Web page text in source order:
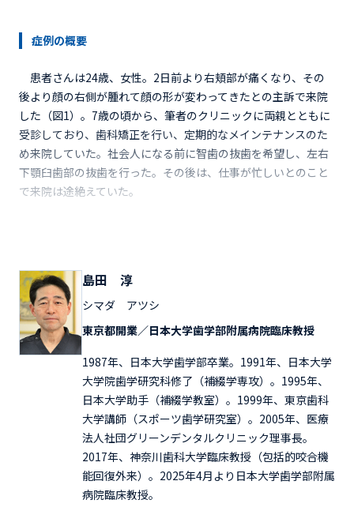
症例の概要
患者さんは24歳、女性。2日前より右頬部が痛くなり、その
後より顔の右側が腫れて顔の形が変わってきたとの主訴で来院
した（図1）。7歳の頃から、筆者のクリニックに両親とともに
受診しており、歯科矯正を行い、定期的なメインテナンスのた
め来院していた。社会人になる前に智歯の抜歯を希望し、左右
下顎臼歯部の抜歯を行った。その後は、仕事が忙しいとのこと
で来院は途絶えていた。
島田 淳
シマダ アツシ
東京都開業／日本大学歯学部附属病院臨床教授
1987年、日本大学歯学部卒業。1991年、日本大学
大学院歯学研究科修了（補綴学専攻）。1995年、
日本大学助手（補綴学教室）。1999年、東京歯科
大学講師（スポーツ歯学研究室）。2005年、医療
法人社団グリーンデンタルクリニック理事長。
2017年、神奈川歯科大学臨床教授（包括的咬合機
能回復外来）。2025年4月より日本大学歯学部附属
病院臨床教授。